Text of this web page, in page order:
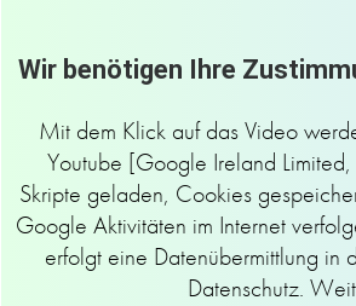
Wir benötigen Ihre
Mit dem Klick auf das Video
Youtube [Google Ireland
Skripte geladen, Cookies
Google Aktivitäten im Internet
erfolgt eine Datenübermittlung in
Datenschutz.